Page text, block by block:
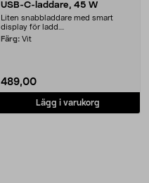
USB-C-laddare, 45 W
Liten snabbladdare med smart
display för ladd....
Färg: Vit
489,00
Lägg i varukorg